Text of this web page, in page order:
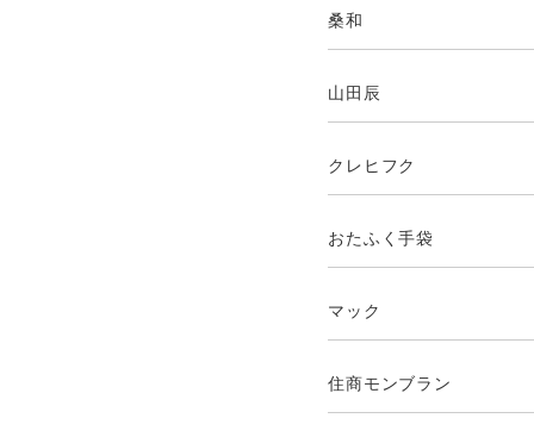
桑和
山田辰
クレヒフク
おたふく手袋
マック
住商モンブラン